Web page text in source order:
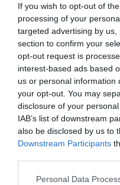
If you wish to opt-out of
processing of your
targeted advertising by
section to confirm your
opt-out request is
interest-based ads based
us or personal information
your opt-out. You may
disclosure of your
IAB’s list of downstream
also be disclosed by us to
Downstream Participants
Personal Data
más buscados:
demanda y descuentos
40%, lo que los
durante el evento.
Los electrodomésticos
concentran mucha
refrigeradores,
son productos donde el